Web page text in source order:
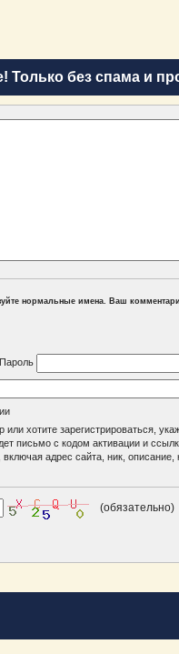
Только без спама и
нормальные имена. Ваш
Пароль
хотите зарегистрироваться,
письмо с кодом активации и
адрес сайта, ник, описание,
(обязательно)